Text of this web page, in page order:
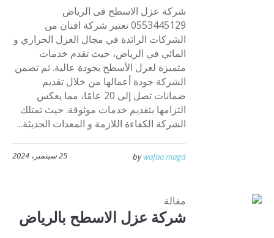
شركة عزل الاسطح فى الرياض
0553445129 تعتبر شركة افنان من
الشركات الرائدة في مجال العزل الحراري و
المائي في الرياض، حيث تقدم خدمات
متميزة لعزل الأسطح بجودة عالية. ثم تضمن
الشركة جودة أعمالها من خلال تقديم
ضمانات تصل إلى 20 عامًا، مما يعكس
التزامها بتقديم خدمات موثوقة. حيث تمتلك
الشركة الكفاءة اللازمة و المعدات الحديثة...
25 سبتمبر، 2024 bywafaa magd
مقالة
شركة عزل الاسطح بالرياض